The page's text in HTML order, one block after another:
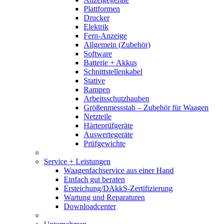
Plattformen
Drucker
Elektrik
Fern-Anzeige
Allgemein (Zubehör)
Software
Batterie + Akkus
Schnittstellenkabel
Stative
Rampen
Arbeitsschutzhauben
Größenmessstab – Zubehör für Waagen
Netzteile
Härteprüfgeräte
Auswertegeräte
Prüfgewichte
Service + Leistungen
Waagenfachservice aus einer Hand
Einfach gut beraten
Ersteichung/DAkkS-Zertifizierung
Wartung und Reparaturen
Downloadcenter